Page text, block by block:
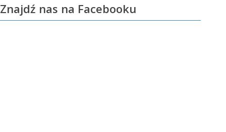
Znajdź nas na Facebooku